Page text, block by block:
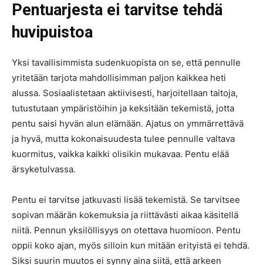
Pentuarjesta ei tarvitse tehdä
huvipuistoa
Yksi tavallisimmista sudenkuopista on se, että pennulle
yritetään tarjota mahdollisimman paljon kaikkea heti
alussa. Sosiaalistetaan aktiivisesti, harjoitellaan taitoja,
tutustutaan ympäristöihin ja keksitään tekemistä, jotta
pentu saisi hyvän alun elämään. Ajatus on ymmärrettävä
ja hyvä, mutta kokonaisuudesta tulee pennulle valtava
kuormitus, vaikka kaikki olisikin mukavaa. Pentu elää
ärsyketulvassa.
Pentu ei tarvitse jatkuvasti lisää tekemistä. Se tarvitsee
sopivan määrän kokemuksia ja riittävästi aikaa käsitellä
niitä. Pennun yksilöllisyys on otettava huomioon. Pentu
oppii koko ajan, myös silloin kun mitään erityistä ei tehdä.
Siksi suurin muutos ei synny aina siitä, että arkeen